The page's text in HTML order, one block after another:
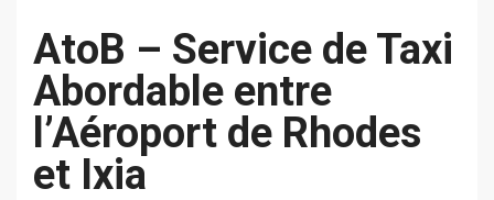
AtoB – Service de Taxi
Abordable entre
l’Aéroport de Rhodes
et Ixia